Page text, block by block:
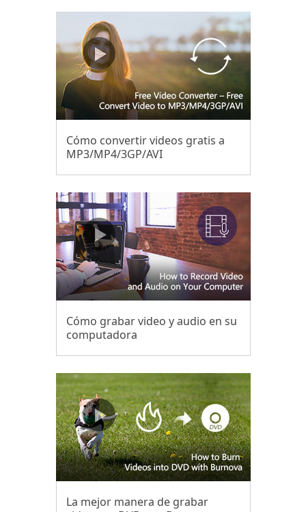
Cómo convertir videos gratis a
MP3/MP4/3GP/AVI
Cómo grabar video y audio en su
computadora
La mejor manera de grabar